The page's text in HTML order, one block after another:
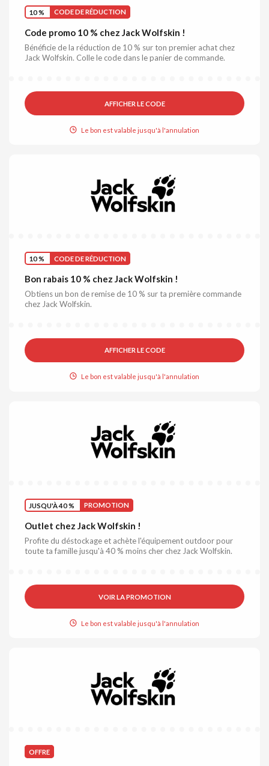
10 % CODE DE RÉDUCTION
Code promo 10 % chez Jack Wolfskin !
Bénéficie de la réduction de 10 % sur ton premier achat chez
Jack Wolfskin. Colle le code dans le panier de commande.
AFFICHER LE CODE
Le bon est valable jusqu'à l'annulation
10 % CODE DE RÉDUCTION
Bon rabais 10 % chez Jack Wolfskin !
Obtiens un bon de remise de 10 % sur ta première commande
chez Jack Wolfskin.
AFFICHER LE CODE
Le bon est valable jusqu'à l'annulation
JUSQU'À 40 % PROMOTION
Outlet chez Jack Wolfskin !
Profite du déstockage et achète l'équipement outdoor pour
toute ta famille jusqu'à 40 % moins cher chez Jack Wolfskin.
VOIR LA PROMOTION
Le bon est valable jusqu'à l'annulation
OFFRE